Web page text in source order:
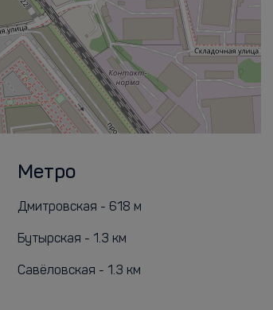
Метро
Дмитровская - 618 м
Бутырская - 1.3 км
Савёловская - 1.3 км